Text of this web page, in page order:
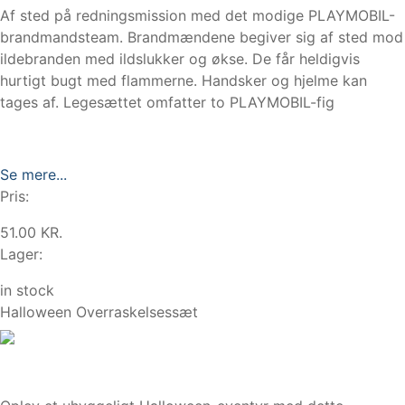
Af sted på redningsmission med det modige PLAYMOBIL-
brandmandsteam. Brandmændene begiver sig af sted mod
ildebranden med ildslukker og økse. De får heldigvis
hurtigt bugt med flammerne. Handsker og hjelme kan
tages af. Legesættet omfatter to PLAYMOBIL-fig
Se mere...
Pris:
51.00 KR.
Lager:
in stock
Halloween Overraskelsessæt